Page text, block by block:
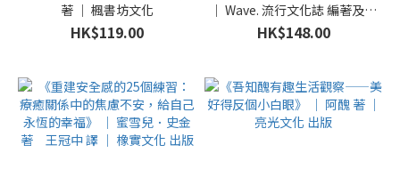
著 ｜ 楓書坊文化
HK$119.00
｜ Wave. 流行文化誌 編著及出
版
HK$148.00